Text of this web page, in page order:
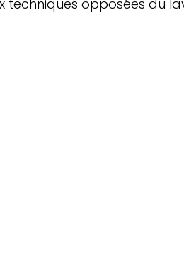
opposées du